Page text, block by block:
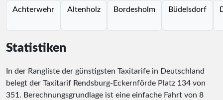
Achterwehr Altenholz Bordesholm Büdelsdorf
Statistiken
In der Rangliste der günstigsten Taxitarife in Deutschland
belegt der Taxitarif Rendsburg-Eckernförde Platz 134 von
351. Berechnungsgrundlage ist eine einfache Fahrt von 8